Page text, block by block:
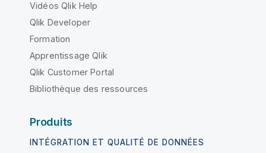
Vidéos Qlik Help
Qlik Developer
Formation
Apprentissage Qlik
Qlik Customer Portal
Bibliothèque des ressources
Produits
INTÉGRATION ET QUALITÉ DE DONNÉES